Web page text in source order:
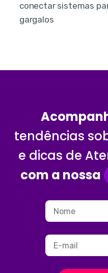
conectar sistemas
gargalos
tendências
e dicas de
com a nossa